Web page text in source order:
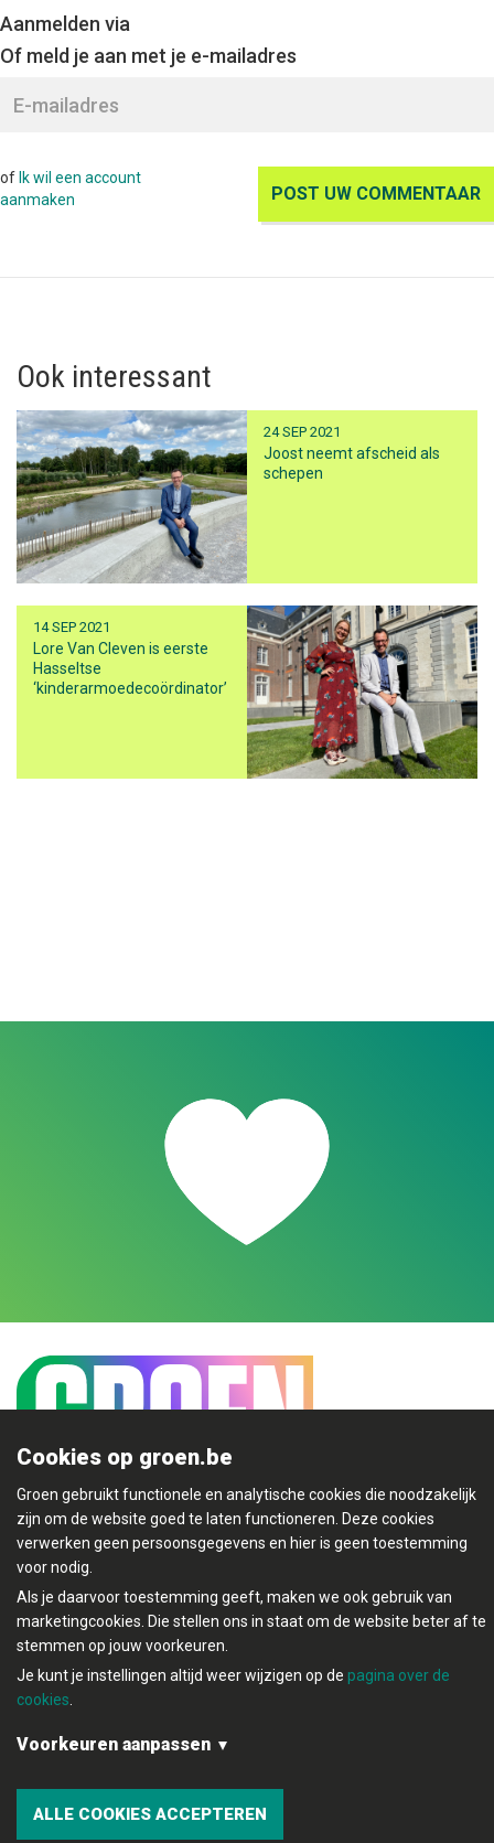
Aanmelden via
Of meld je aan met je e-mailadres
of Ik wil een account
aanmaken
Ook interessant
24 SEP 2021
Joost neemt afscheid als
schepen
14 SEP 2021
Lore Van Cleven is eerste
Hasseltse
‘kinderarmoedecoördinator’
Cookies op groen.be
Groen gebruikt functionele en analytische cookies die noodzakelijk
zijn om de website goed te laten functioneren. Deze cookies
verwerken geen persoonsgegevens en hier is geen toestemming
voor nodig.
Als je daarvoor toestemming geeft, maken we ook gebruik van
marketingcookies. Die stellen ons in staat om de website beter af te
stemmen op jouw voorkeuren.
Je kunt je instellingen altijd weer wijzigen op de pagina over de
cookies
Voorkeuren aanpassen
ALLE COOKIES ACCEPTEREN
Mijn Groen
Gebouwd doorTectonica